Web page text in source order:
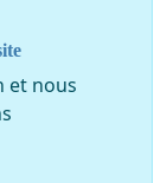
et nous